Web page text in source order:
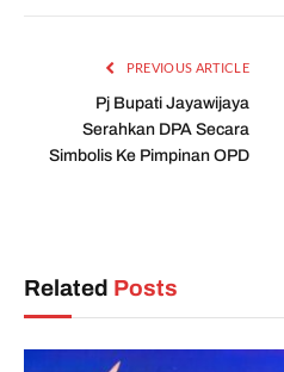
PREVIOUS ARTICLE
Pj Bupati Jayawijaya
Serahkan DPA Secara
Simbolis Ke Pimpinan OPD
Related Posts